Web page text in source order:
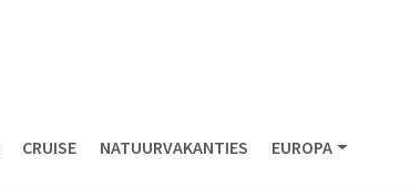
CRUISE NATUURVAKANTIES EUROPA